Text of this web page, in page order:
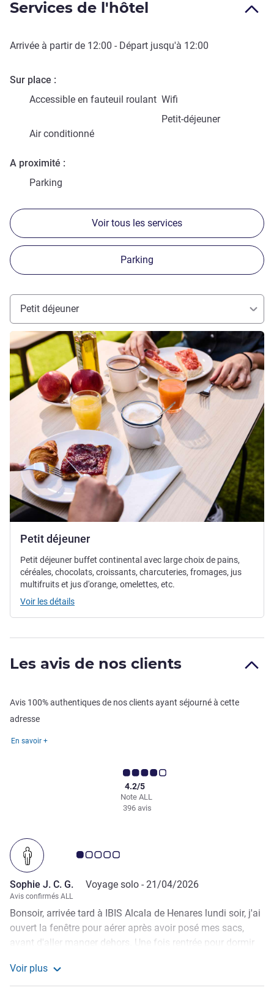
Services de l'hôtel
Arrivée à partir de 12:00 - Départ jusqu'à 12:00
Sur place
Accessible en fauteuil roulant Wifi
Air conditionné
Petit-déjeuner
A proximité
Parking
Voir tous les services
Parking
Petit déjeuner
Petit déjeuner
Voir les détails
Petit déjeuner buffet continental avec large choix de pains,
céréales, chocolats, croissants, charcuteries, fromages, jus
multifruits et jus d'orange, omelettes, etc.
Voir les détails
Les avis de nos clients
Avis 100% authentiques de nos clients ayant séjourné à cette
adresse
En savoir +
Note ALL
4.2/5
396 avis
Note Avis clients 1.0/5
Sophie J. C. G. Voyage solo - 21/04/2026
Avis confirmés ALL
Bonsoir, arrivée tard à IBIS Alcala de Henares lundi soir, j'ai
ouvert la fenêtre pour aérer après avoir posé mes sacs,
avant d'aller manger dehors. Une fois rentrée pour dormir
j'ai découvert que la chambre était envahie d'odeurs
d'excréments et d’égouts venant des sanitaires. Même en
Voir plus